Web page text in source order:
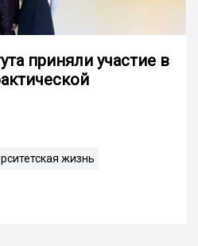
приняли участие в
жизнь